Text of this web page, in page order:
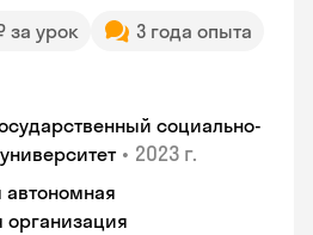
за урок
3 года опыта
социально-
• 2023 г.
автономная